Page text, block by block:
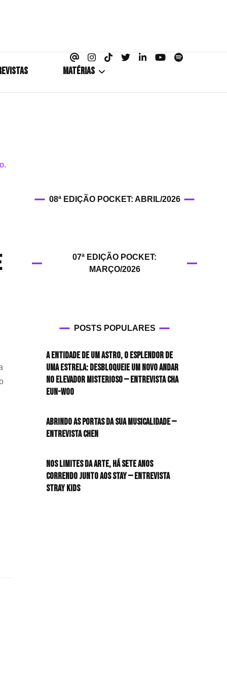
MATÉRIAS
HIT!Games
HIT!Diary
HIT!Lyrics
HIT!Queer
HIT!Radar
HIT!Review
08ª EDIÇÃO POCKET: ABRIL/2026
07ª EDIÇÃO POCKET:
MARÇO/2026
POSTS POPULARES
A entidade de um astro, o esplendor de
uma estrela: desbloqueie um novo andar
no elevador misterioso — Entrevista CHA
EUN-WOO
Abrindo as portas da sua musicalidade —
Entrevista CHEN
Nos limites da arte, há sete anos
correndo junto aos STAY — Entrevista
Stray Kids